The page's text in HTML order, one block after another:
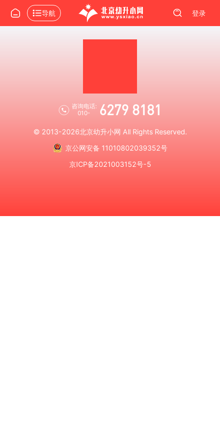
导航 登录
咨询电话:
010-
6279 8181
© 2013-2026北京幼升小网 All Rights Reserved.
京公网安备 11010802039352号
京ICP备2021003152号-5